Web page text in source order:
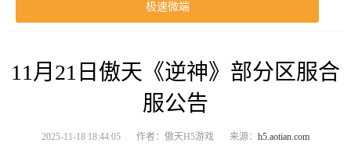
极速微端
11月21日傲天《逆神》部分区服合
服公告
2025-11-18 18:44:05 作者：傲天H5游戏 来源： h5.aotian.com